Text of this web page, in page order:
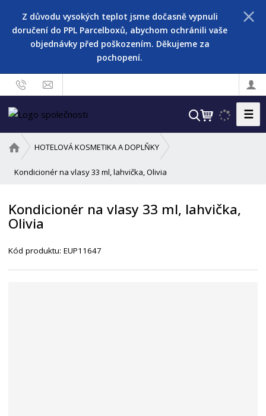
Z důvodu vysokých teplot jsme dočasně vypnuli
doručení do PPL Parcelboxů, abychom ochránili vaše
objednávky před poškozením. Děkujeme za
pochopení.
V
t
☰
v
o
í
s
r
HOTELOVÁ KOSMETIKA A DOPLŇKY
Kondicionér na vlasy 33 ml, lahvička, Olivia
Kondicionér na vlasy 33 ml, lahvička,
Olivia
Kód produktu:EUP11647